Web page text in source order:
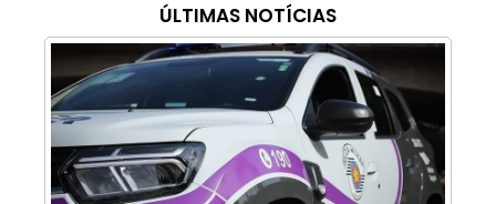
ÚLTIMAS NOTÍCIAS